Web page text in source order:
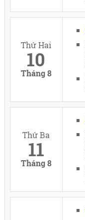
Thứ Hai
10
Tháng 8
Thứ Ba
11
Tháng 8